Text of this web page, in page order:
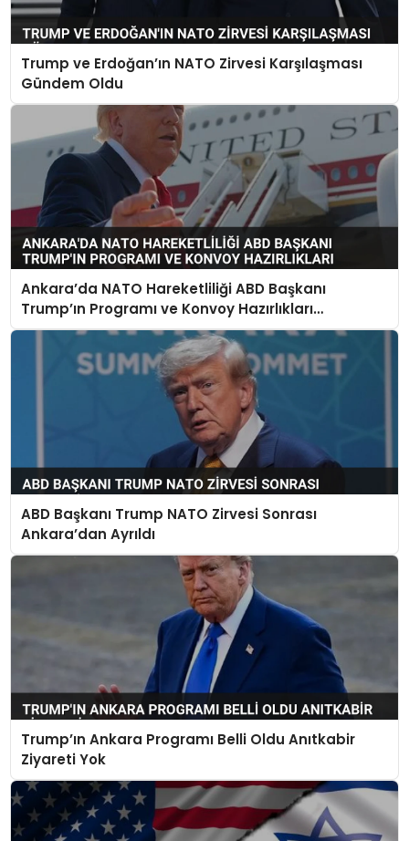
Trump ve Erdoğan’ın NATO Zirvesi Karşılaşması
Gündem Oldu
Ankara’da NATO Hareketliliği ABD Başkanı
Trump’ın Programı ve Konvoy Hazırlıkları
Tamamlandı
ABD Başkanı Trump NATO Zirvesi Sonrası
Ankara’dan Ayrıldı
Trump’ın Ankara Programı Belli Oldu Anıtkabir
Ziyareti Yok